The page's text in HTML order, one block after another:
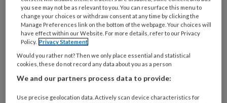
het gaat om werkgebonden psychische
klachten is Nederland echter een van
de koplopers.
Het aandeel werknemers met door werk
veroorzaakte gezondheidsklachten topte in
Litouwen en Malta zijn de percentages met
you see may not be as relevant to you. You can resurface this menu to
change your choices or withdraw consent at any time by clicking the
Manage Preferences link on the bottom of the webpage. Your choices will
have effect within our Website. For more details, refer to our Privacy
Policy. Privacy Statement
Would you rather not? Then we only place essential and statistical
cookies, these do not record any data about you as a person
We and our partners process data to provide:
Use precise geolocation data. Actively scan device characteristics for